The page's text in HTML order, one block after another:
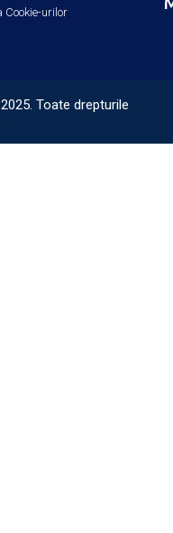
Cookie-urilor
Toate drepturile